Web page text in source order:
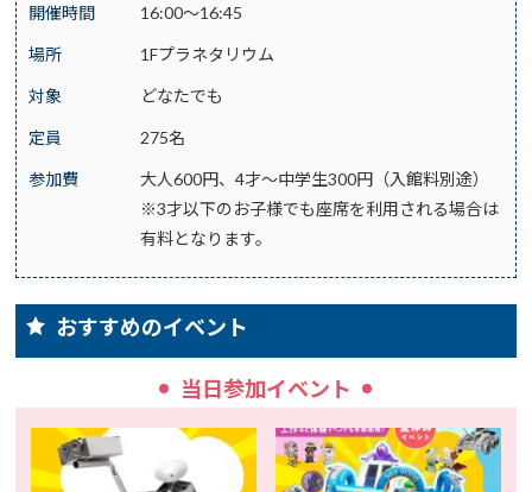
開催時間 16:00～16:45
場所 1Fプラネタリウム
対象 どなたでも
定員 275名
参加費
大人600円、4才～中学生300円（入館料別途）
※3才以下のお子様でも座席を利用される場合は
有料となります。
おすすめのイベント
当日参加イベント